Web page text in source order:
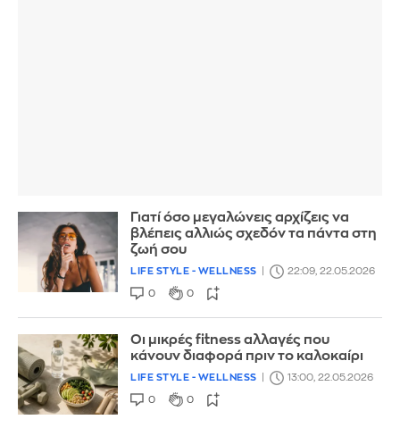
Γιατί όσο μεγαλώνεις αρχίζεις να
βλέπεις αλλιώς σχεδόν τα πάντα στη
ζωή σου
LIFE STYLE - WELLNESS 22:09, 22.05.2026
0 0
Οι μικρές fitness αλλαγές που
κάνουν διαφορά πριν το καλοκαίρι
LIFE STYLE - WELLNESS 13:00, 22.05.2026
0 0